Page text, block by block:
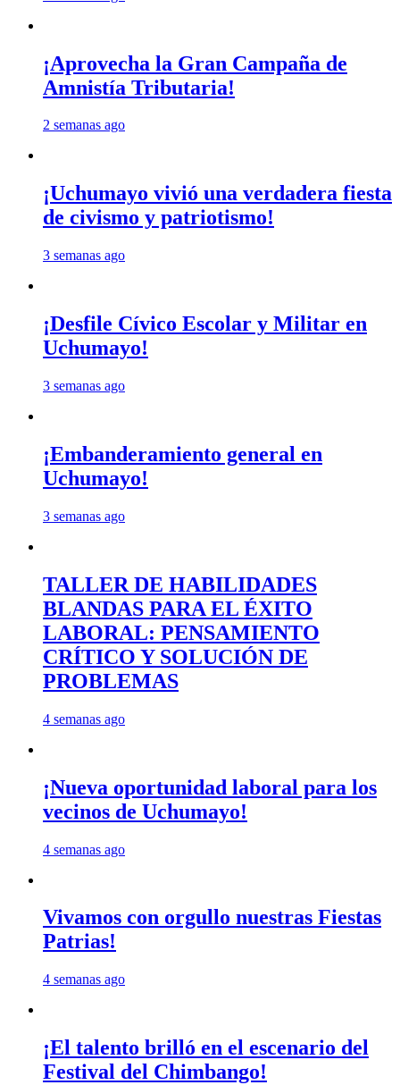
¡Aprovecha la Gran Campaña de
Amnistía Tributaria!
2 semanas ago
¡Uchumayo vivió una verdadera fiesta
de civismo y patriotismo!
3 semanas ago
¡Desfile Cívico Escolar y Militar en
Uchumayo!
3 semanas ago
¡Embanderamiento general en
Uchumayo!
3 semanas ago
TALLER DE HABILIDADES
BLANDAS PARA EL ÉXITO
LABORAL: PENSAMIENTO
CRÍTICO Y SOLUCIÓN DE
PROBLEMAS
4 semanas ago
¡Nueva oportunidad laboral para los
vecinos de Uchumayo!
4 semanas ago
Vivamos con orgullo nuestras Fiestas
Patrias!
4 semanas ago
¡El talento brilló en el escenario del
Festival del Chimbango!